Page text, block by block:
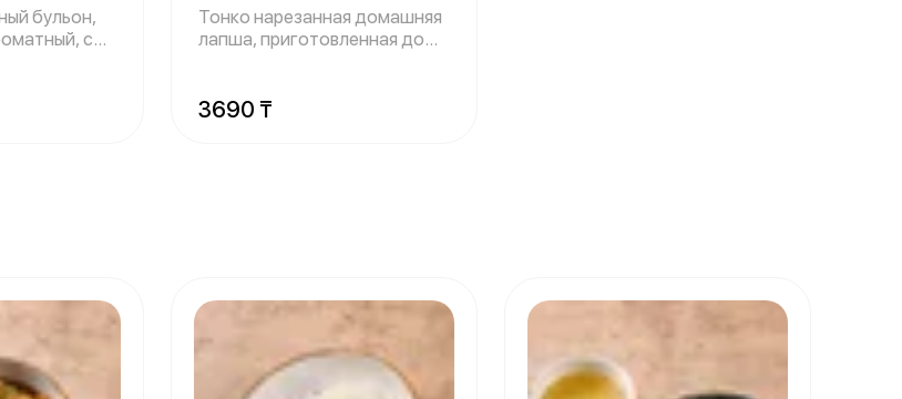
бульон,
с
Тонко нарезанная домашняя
лапша, приготовленная до
3690 ₸